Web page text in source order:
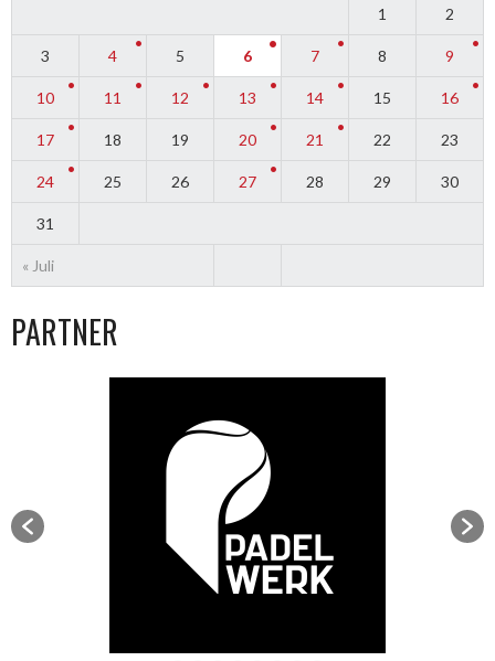
« Juli
1 2
3 4 5 6 7 8 9
10 11 12 13 14 15 16
17 18 19 20 21 22 23
24 25 26 27 28 29 30
31
PARTNER